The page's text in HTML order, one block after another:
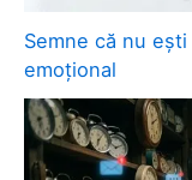
Semne că nu
emoțional